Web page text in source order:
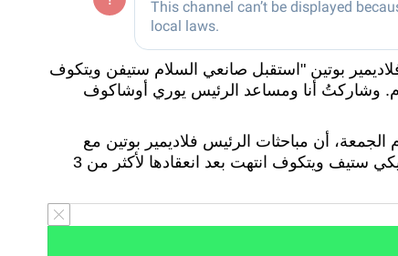
بوتين "استقبل صانعي السلام ستيفن ويتكوف
وشاركتُ أنا ومساعد الرئيس يوري أوشاكوف
الجمعة، أن مباحثات الرئيس فلاديمير بوتين مع
المبعوث الخاص للرئيس الأمريكي ستيف ويتكوف انتهت بعد انعقادها لأكثر من 3